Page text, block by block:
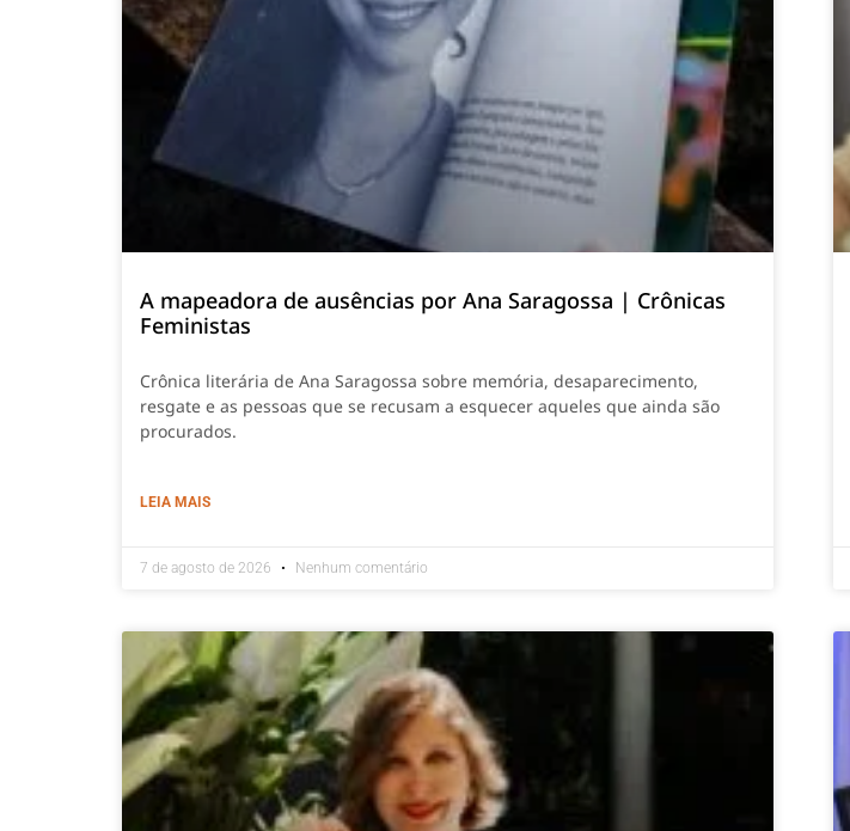
A mapeadora de ausências por Ana Saragossa | Crônicas
Feministas
Crônica literária de Ana Saragossa sobre memória, desaparecimento,
resgate e as pessoas que se recusam a esquecer aqueles que ainda são
procurados.
LEIA MAIS
7 de agosto de 2026 Nenhum comentário